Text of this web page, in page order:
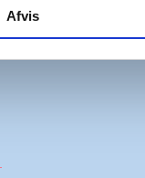
Afvis